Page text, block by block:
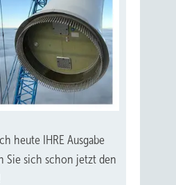
heute IHRE Ausgabe
Sie sich schon jetzt den